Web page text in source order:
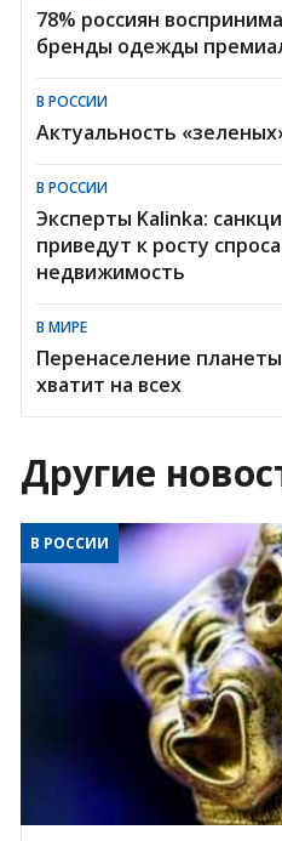
78% россиян
бренды одежды
В РОССИИ
Актуальность
В РОССИИ
Эксперты Kalinka:
приведут к росту
недвижимость
В МИРЕ
Перенаселение
хватит на всех
Другие
В РОССИИ